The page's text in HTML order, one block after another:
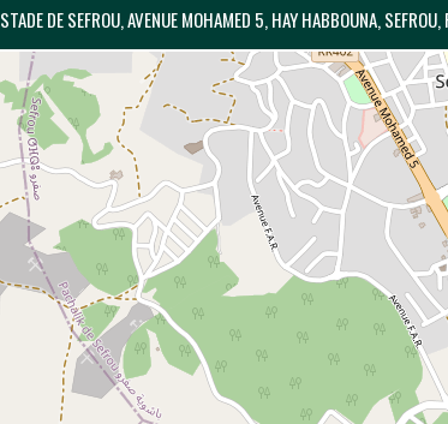
STADE DE SEFROU, AVENUE MOHAMED 5, HAY HABBOUNA,